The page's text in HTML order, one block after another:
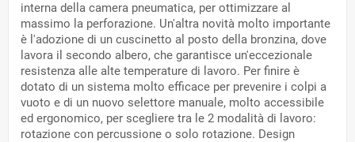
interna della camera pneumatica, per ottimizzare al
massimo la perforazione. Un'altra novità molto importante
è l'adozione di un cuscinetto al posto della bronzina, dove
lavora il secondo albero, che garantisce un'eccezionale
resistenza alle alte temperature di lavoro. Per finire è
dotato di un sistema molto efficace per prevenire i colpi a
vuoto e di un nuovo selettore manuale, molto accessibile
ed ergonomico, per scegliere tra le 2 modalità di lavoro:
rotazione con percussione o solo rotazione. Design